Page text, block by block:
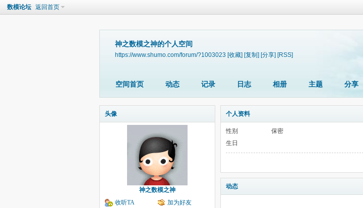
数模论坛 返回首页
神之数模之神的个人空间
https://www.shumo.com/forum/?1003023 [收藏] [复制] [分享] [RSS]
空间首页 动态 记录 日志 相册 主题 分享
头像
神之数模之神
收听TA
加为好友
个人资料
性别
保密
生日
动态